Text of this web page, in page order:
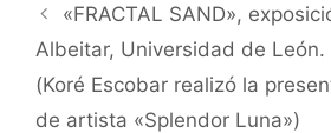
«FRACTAL SAND»,
Albeitar, Universidad de León.
(Koré Escobar realizó la
de artista «Splendor Luna»)